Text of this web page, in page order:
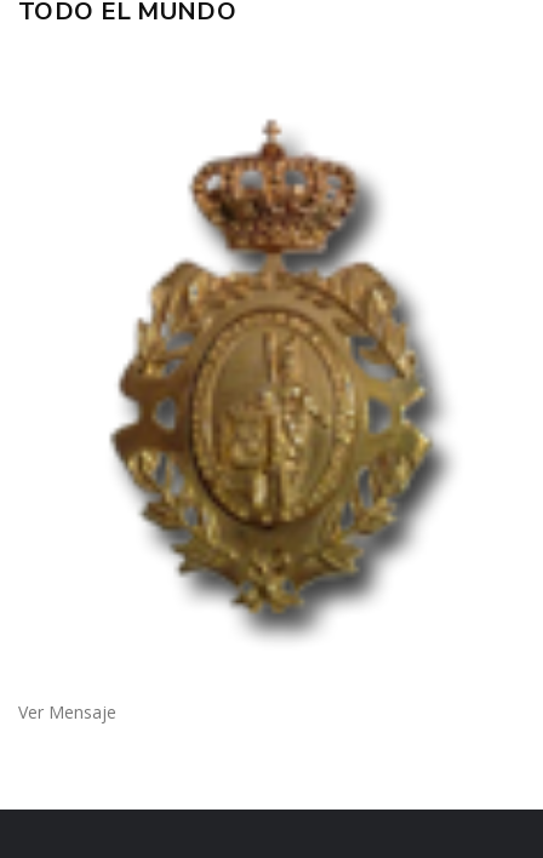
TODO EL MUNDO
Ver Mensaje